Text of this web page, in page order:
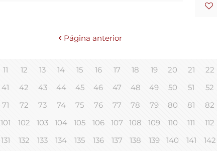
Página anterior
11 12 13 14 15 16 17 18 19 20 21 22
41 42 43 44 45 46 47 48 49 50 51 52
71 72 73 74 75 76 77 78 79 80 81 82
101 102 103 104 105 106 107 108 109 110 111 112
131 132 133 134 135 136 137 138 139 140 141 142